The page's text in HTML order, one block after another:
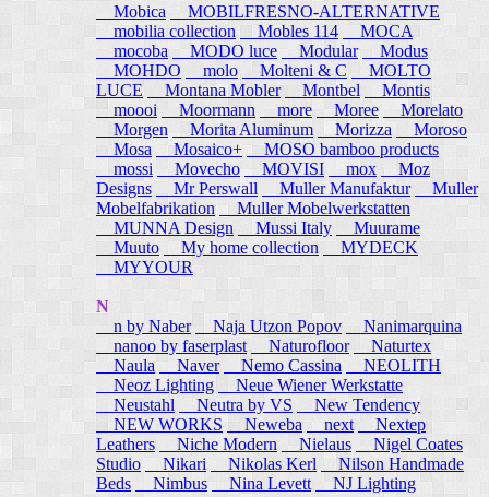
Mobica
MOBILFRESNO-ALTERNATIVE
mobilia collection
Mobles 114
MOCA
mocoba
MODO luce Modular
Modus
MOHDO
molo Molteni & C
MOLTO
LUCE
Montana Mobler Montbel
Montis
moooi
Moormann more Moree
Morelato
Morgen
Morita Aluminum Morizza
Moroso
Mosa
Mosaico+
MOSO bamboo products
mossi
Movecho MOVISI mox
Moz
Designs
Mr Perswall Muller Manufaktur
Muller
Mobelfabrikation
Muller Mobelwerkstatten
MUNNA Design
Mussi Italy
Muurame
Muuto My home collection
MYDECK
MYYOUR
N
n by Naber
Naja Utzon Popov
Nanimarquina
nanoo by faserplast
Naturofloor
Naturtex
Naula
Naver Nemo Cassina
NEOLITH
Neoz Lighting
Neue Wiener Werkstatte
Neustahl
Neutra by VS
New Tendency
NEW WORKS
Neweba next
Nextep
Leathers
Niche Modern Nielaus
Nigel Coates
Studio
Nikari Nikolas Kerl
Nilson Handmade
Beds
Nimbus Nina Levett
NJ Lighting